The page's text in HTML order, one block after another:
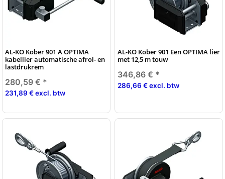
AL-KO Kober 901 A OPTIMA
kabellier automatische afrol- en
lastdrukrem
280,59 € *
231,89 € excl. btw
AL-KO Kober 901 Een OPTIMA lier
met 12,5 m touw
346,86 € *
286,66 € excl. btw